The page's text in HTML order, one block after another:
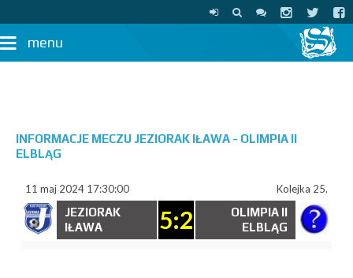
menu
INFORMACJE MECZU JEZIORAK IŁAWA - OLIMPIA II
ELBLĄG
11 maj 2024 17:30:00 Kolejka 25.
JEZIORAK
IŁAWA
5:2
OLIMPIA II
ELBLĄG